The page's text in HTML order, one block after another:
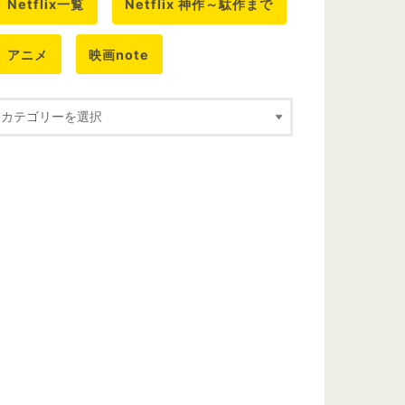
Netflix一覧 Netflix 神作～駄作まで
アニメ 映画note